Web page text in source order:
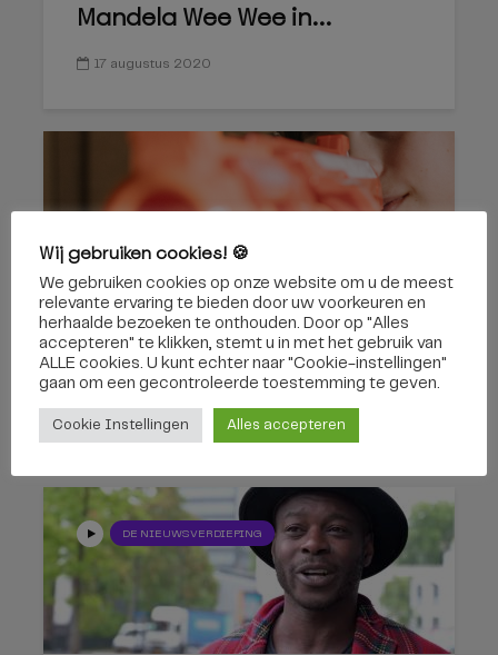
Mandela Wee Wee in...
17 augustus 2020
De Summer Academy laat
jongeren zich geen moment...
30 juli 2020
DE NIEUWSVERDIEPING
Wij gebruiken cookies! 🍪
We gebruiken cookies op onze website om u de meest
relevante ervaring te bieden door uw voorkeuren en
herhaalde bezoeken te onthouden. Door op "Alles
accepteren" te klikken, stemt u in met het gebruik van
ALLE cookies. U kunt echter naar "Cookie-instellingen"
gaan om een ​​gecontroleerde toestemming te geven.
Cookie Instellingen Alles accepteren